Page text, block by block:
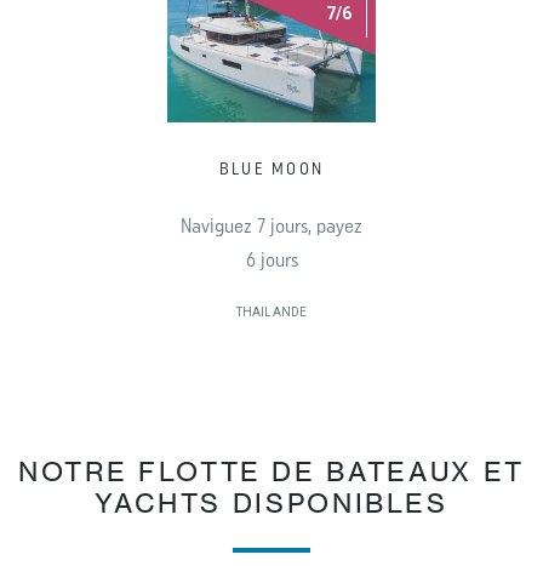
7/6
BLUE MOON
Naviguez 7 jours, payez
6 jours
THAILANDE
NOTRE FLOTTE DE BATEAUX ET
YACHTS DISPONIBLES